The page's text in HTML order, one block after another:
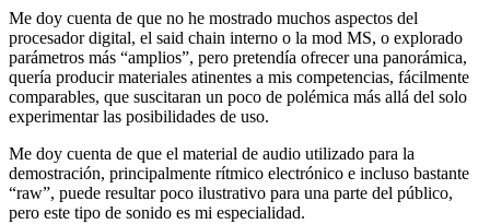
Me doy cuenta de que no he mostrado muchos aspectos del
procesador digital, el said chain interno o la mod MS, o explorado
parámetros más “amplios”, pero pretendía ofrecer una panorámica,
quería producir materiales atinentes a mis competencias, fácilmente
comparables, que suscitaran un poco de polémica más allá del solo
experimentar las posibilidades de uso.
Me doy cuenta de que el material de audio utilizado para la
demostración, principalmente rítmico electrónico e incluso bastante
“raw”, puede resultar poco ilustrativo para una parte del público,
pero este tipo de sonido es mi especialidad.